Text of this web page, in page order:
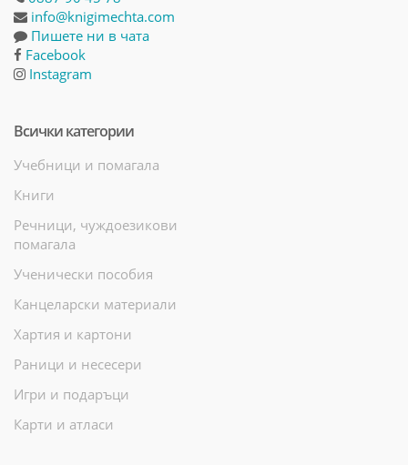
info@knigimechta.com
Пишете ни в чата
Facebook
Instagram
Всички категории
Учебници и помагала
Книги
Речници, чуждоезикови
помагала
Ученически пособия
Канцеларски материали
Хартия и картони
Раници и несесери
Игри и подаръци
Карти и атласи